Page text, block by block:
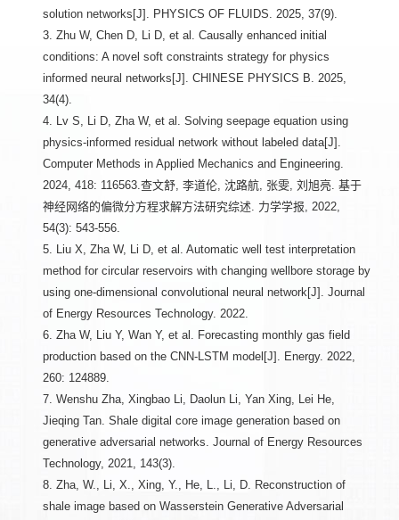
solution networks[J]. PHYSICS OF FLUIDS. 2025, 37(9).
3. Zhu W, Chen D, Li D, et al. Causally enhanced initial
conditions: A novel soft constraints strategy for physics
informed neural networks[J]. CHINESE PHYSICS B. 2025,
34(4).
4. Lv S, Li D, Zha W, et al. Solving seepage equation using
physics-informed residual network without labeled data[J].
Computer Methods in Applied Mechanics and Engineering.
2024, 418: 116563.查文舒, 李道伦, 沈路航, 张雯, 刘旭亮. 基于
神经网络的偏微分方程求解方法研究综述. 力学学报, 2022,
54(3): 543-556.
5. Liu X, Zha W, Li D, et al. Automatic well test interpretation
method for circular reservoirs with changing wellbore storage by
using one-dimensional convolutional neural network[J]. Journal
of Energy Resources Technology. 2022.
6. Zha W, Liu Y, Wan Y, et al. Forecasting monthly gas field
production based on the CNN-LSTM model[J]. Energy. 2022,
260: 124889.
7. Wenshu Zha, Xingbao Li, Daolun Li, Yan Xing, Lei He,
Jieqing Tan. Shale digital core image generation based on
generative adversarial networks. Journal of Energy Resources
Technology, 2021, 143(3).
8. Zha, W., Li, X., Xing, Y., He, L., Li, D. Reconstruction of
shale image based on Wasserstein Generative Adversarial